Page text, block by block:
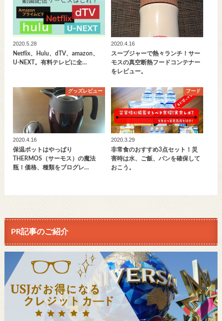
2020.5.28
Netflix、Hulu、dTV、amazon、
U-NEXT。有料テレビに全…
2020.4.16
スープジャーで熱々ランチ！サー
モスの真空断熱フードコンテナー
をレビュー。
グッズレビュー
2020.4.16
保温ポットはやっぱり
THERMOS（サーモス）の魔法
瓶！価格、種類をブログレ…
フード
2020.3.29
非常食のおすすめ3点セット！災
害時は水、ご飯、パンを確保して
おこう。
PR記事のご紹介